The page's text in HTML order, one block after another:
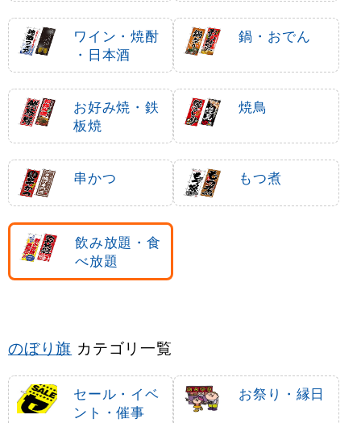
ワイン・焼酎
・日本酒
鍋・おでん
お好み焼・鉄
板焼
焼鳥
串かつ もつ煮
飲み放題・食
べ放題
のぼり旗 カテゴリ一覧
セール・イベ
ント・催事
お祭り・縁日